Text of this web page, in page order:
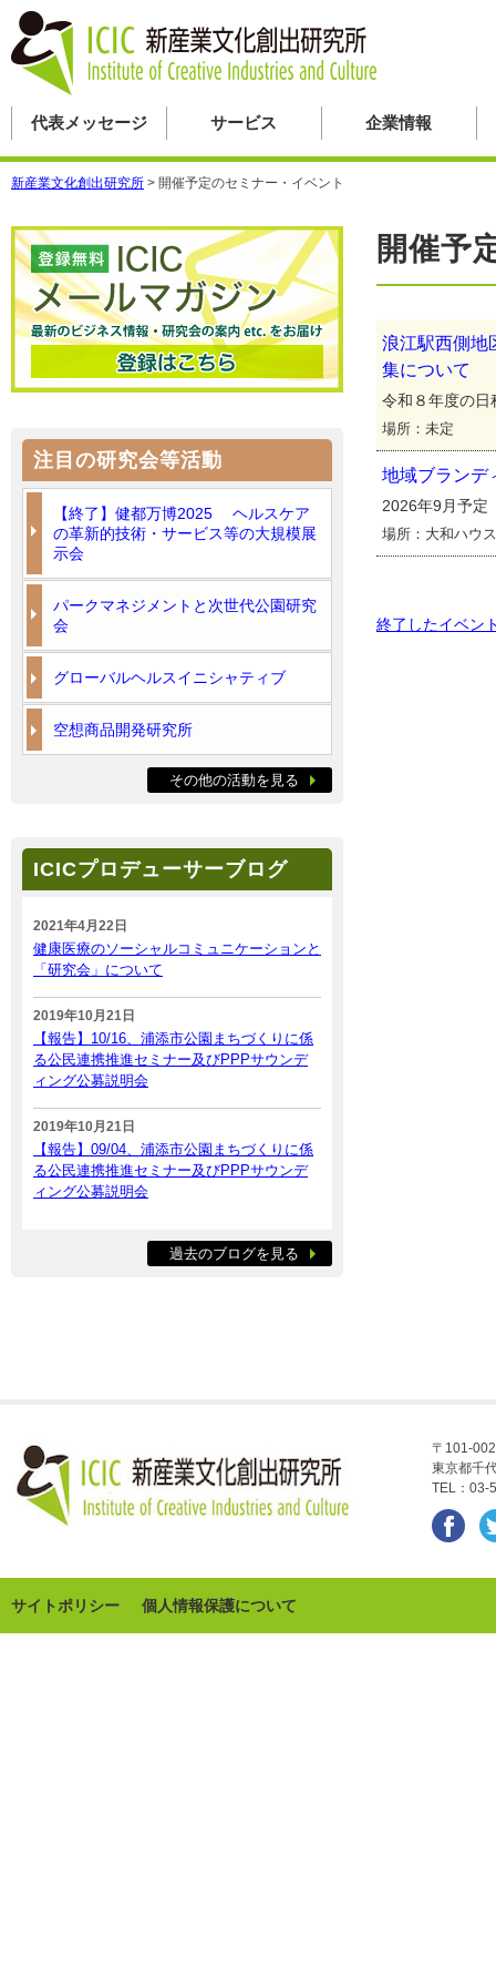
代表メッセージ サービス 企業情報
新産業文化創出研究所 > 開催予定のセミナー・イベント
開催予
浪江駅西側地
集について
令和８年度の
場所：未定
地域ブラン
2026年9月予
場所：大和ハウ
終了したイベン
注目の研究会等活動
【終了】健都万博2025 ヘルスケア
の革新的技術・サービス等の大規模展
示会
パークマネジメントと次世代公園研究
会
グローバルヘルスイニシャティブ
空想商品開発研究所
その他の活動を見る
ICICプロデューサーブログ
2021年4月22日
健康医療のソーシャルコミュニケーションと
「研究会」について
2019年10月21日
【報告】10/16、浦添市公園まちづくりに係
る公民連携推進セミナー及びPPPサウンデ
ィング公募説明会
2019年10月21日
【報告】09/04、浦添市公園まちづくりに係
る公民連携推進セミナー及びPPPサウンデ
ィング公募説明会
過去のブログを見る
〒101-
東京都千
TEL：
サイトポリシー 個人情報保護について